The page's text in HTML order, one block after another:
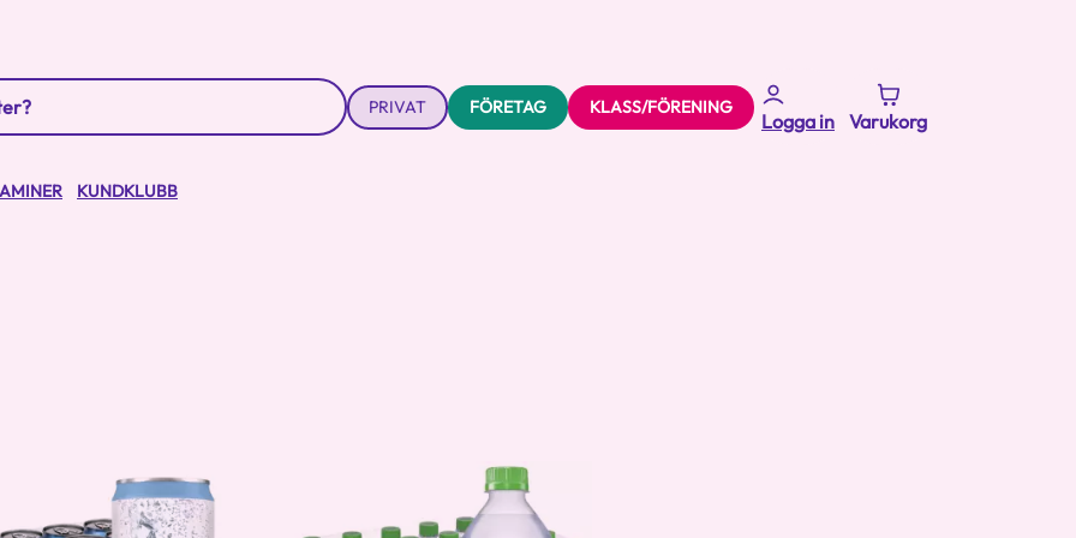
PRIVAT FÖRETAG KLASS/FÖRENING
Logga in Varukorg
KUNDKLUBB